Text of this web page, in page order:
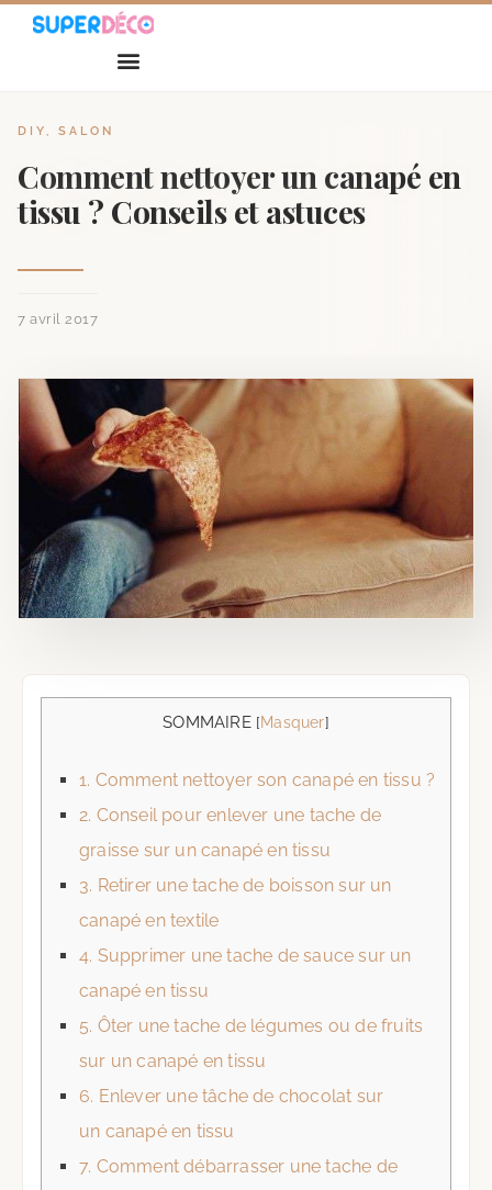
DIY, SALON
Comment nettoyer un canapé en
tissu ? Conseils et astuces
7 avril 2017
SOMMAIRE [Masquer]
1. Comment nettoyer son canapé en tissu ?
2. Conseil pour enlever une tache de
graisse sur un canapé en tissu
3. Retirer une tache de boisson sur un
canapé en textile
4. Supprimer une tache de sauce sur un
canapé en tissu
5. Ôter une tache de légumes ou de fruits
sur un canapé en tissu
6. Enlever une tâche de chocolat sur
un canapé en tissu
7. Comment débarrasser une tache de